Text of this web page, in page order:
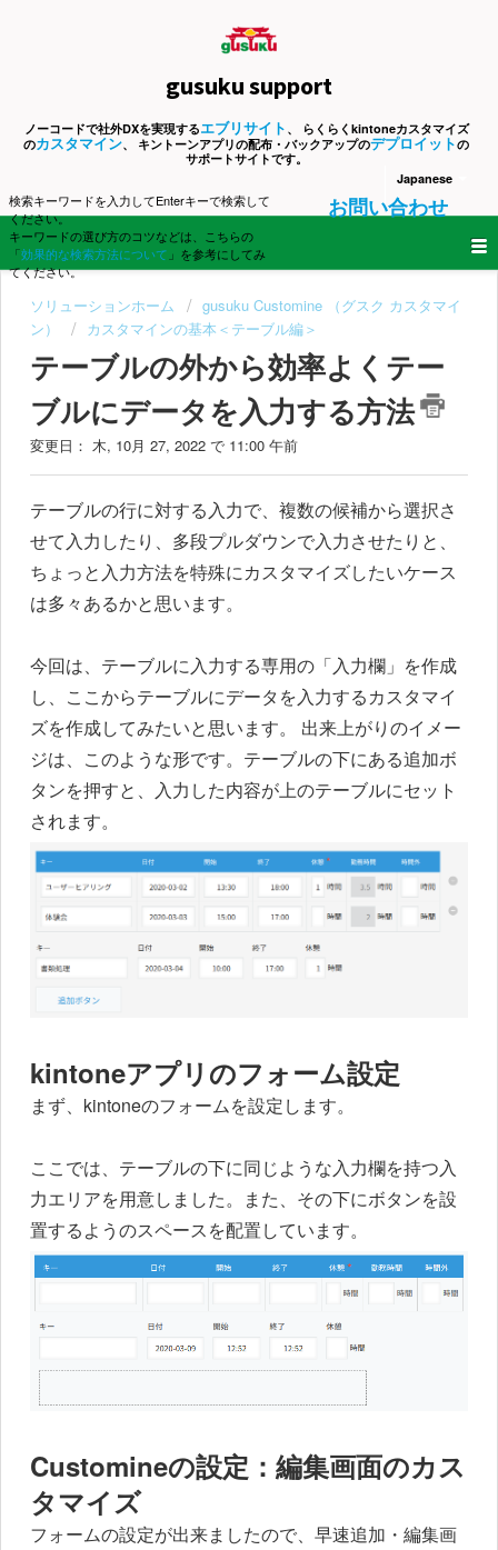
gusuku support
ノーコードで社外DXを実現するエブリサイト 、 らくらくkintoneカスタマイズ
のカスタマイン、 キントーンアプリの配布・バックアップのデプロイットの
サポートサイトです。
Japanese
検索キーワードを入力してEnterキーで検索して
ください。
キーワードの選び方のコツなどは、こちらの
「効果的な検索方法について 」を参考にしてみ
てください。
お問い合わせ
ソリューションホーム
gusuku Customine （グスク カスタマイ
ン）
カスタマインの基本＜テーブル編＞
テーブルの外から効率よくテー
ブルにデータを入力する方法
変更日： 木, 10月 27, 2022 で 11:00 午前
テーブルの行に対する入力で、複数の候補から選択さ
せて入力したり、多段プルダウンで入力させたりと、
ちょっと入力方法を特殊にカスタマイズしたいケース
は多々あるかと思います。
今回は、テーブルに入力する専用の「入力欄」を作成
し、ここからテーブルにデータを入力するカスタマイ
ズを作成してみたいと思います。 出来上がりのイメー
ジは、このような形です。テーブルの下にある追加ボ
タンを押すと、入力した内容が上のテーブルにセット
されます。
kintoneアプリのフォーム設定
まず、kintoneのフォームを設定します。
ここでは、テーブルの下に同じような入力欄を持つ入
力エリアを用意しました。また、その下にボタンを設
置するようのスペースを配置しています。
Customineの設定：編集画面のカス
タマイズ
フォームの設定が出来ましたので、早速追加・編集画